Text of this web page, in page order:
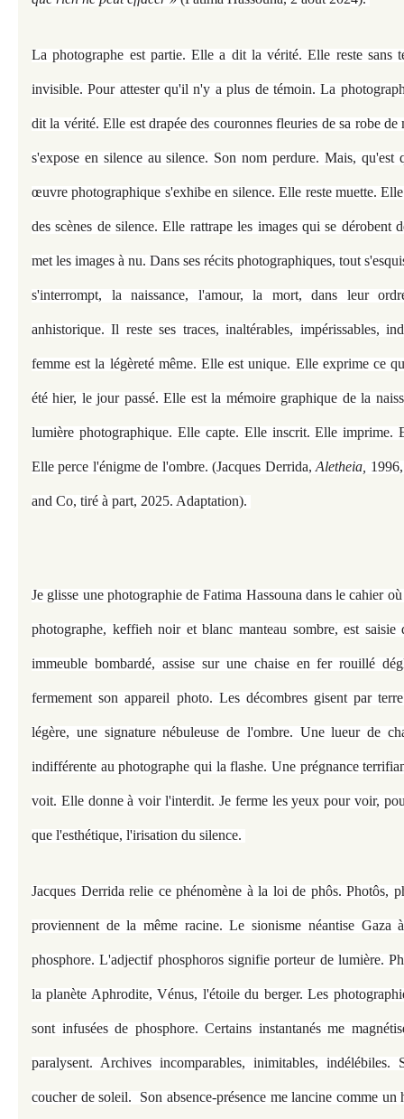
La photographe est partie. Elle a dit la vérité. Elle reste sans
invisible. Pour attester qu'il n'y a plus de témoin. La
dit la vérité. Elle est drapée des couronnes fleuries de sa robe
s'expose en silence au silence. Son nom perdure. Mais, qu'est
œuvre photographique s'exhibe en silence. Elle reste muette.
des scènes de silence. Elle rattrape les images qui se dérobent
met les images à nu. Dans ses récits photographiques, tout
s'interrompt, la naissance, l'amour, la mort, dans leur
anhistorique. Il reste ses traces, inaltérables, impérissables,
femme est la légèreté même. Elle est unique. Elle exprime ce
été hier, le jour passé. Elle est la mémoire graphique de la
lumière photographique. Elle capte. Elle inscrit. Elle imprime.
Elle perce l'énigme de l'ombre. (Jacques Derrida,Aletheia,
and Co, tiré à part, 2025. Adaptation).
Je glisse une photographie de Fatima Hassouna dans le cahier
photographe, keffieh noir et blanc manteau sombre, est saisie
immeuble bombardé, assise sur une chaise en fer rouillé
fermement son appareil photo. Les décombres gisent par
légère, une signature nébuleuse de l'ombre. Une lueur de
indifférente au photographe qui la flashe. Une prégnance
voit. Elle donne à voir l'interdit. Je ferme les yeux pour voir,
que l'esthétique, l'irisation du silence.
Jacques Derrida relie ce phénomène à la loi de phôs. Photôs,
proviennent de la même racine. Le sionisme néantise Gaza
phosphore. L'adjectif phosphoros signifie porteur de lumière.
la planète Aphrodite, Vénus, l'étoile du berger. Les
sont infusées de phosphore. Certains instantanés me
paralysent. Archives incomparables, inimitables,
coucher de soleil. Son absence-présence me lancine comme un